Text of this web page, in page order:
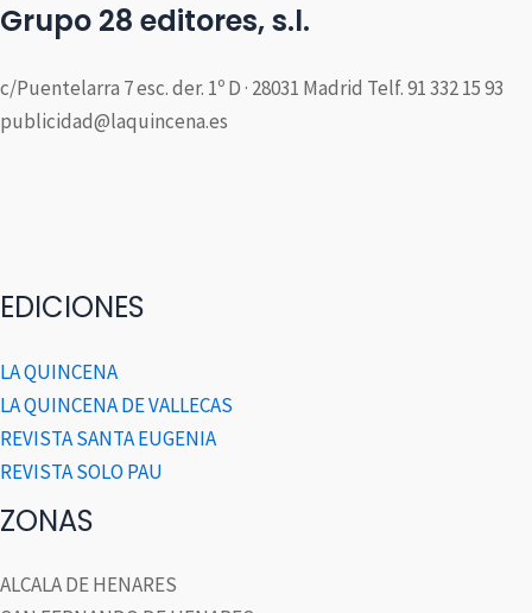
Grupo 28 editores, s.l.
c/Puentelarra 7 esc. der. 1º D · 28031 Madrid Telf. 91 332 15 93
publicidad@laquincena.es
EDICIONES
LA QUINCENA
LA QUINCENA DE VALLECAS
REVISTA SANTA EUGENIA
REVISTA SOLO PAU
ZONAS
ALCALA DE HENARES